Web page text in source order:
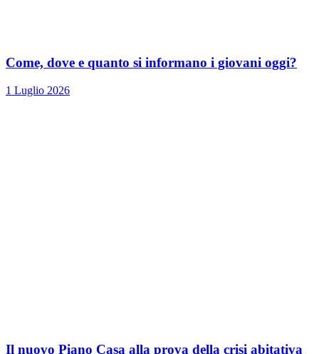
Come, dove e quanto si informano i giovani oggi?
1 Luglio 2026
Il nuovo Piano Casa alla prova della crisi abitativa